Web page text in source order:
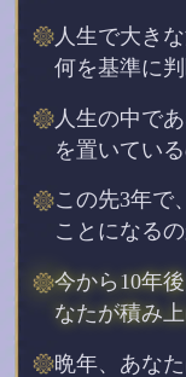
人生で大き
何を基準に
人生の中で
を置いてい
この先3年で
ことになる
今から10年
なたが積み
晩年、あな